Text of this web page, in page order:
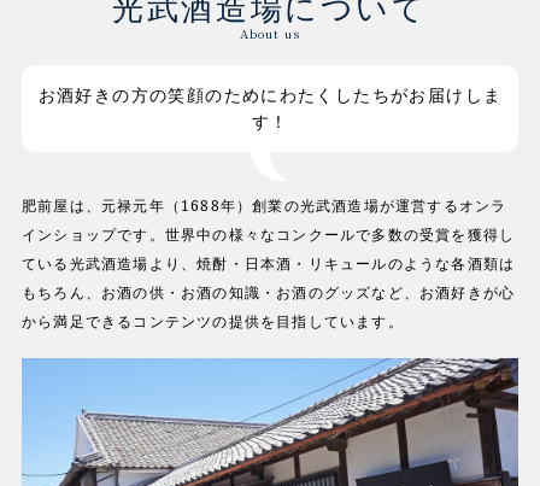
About us
お酒好きの方の笑顔のためにわたくしたちがお届けしま
す！
肥前屋は、元禄元年（1688年）創業の光武酒造場が運営するオンラ
インショップです。世界中の様々なコンクールで多数の受賞を獲得し
ている光武酒造場より、焼酎・日本酒・リキュールのような各酒類は
もちろん、お酒の供・お酒の知識・お酒のグッズなど、お酒好きが心
から満足できるコンテンツの提供を目指しています。